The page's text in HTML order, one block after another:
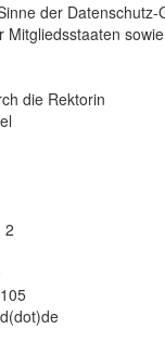
der
Mitgliedsstaaten
die Rektorin
2